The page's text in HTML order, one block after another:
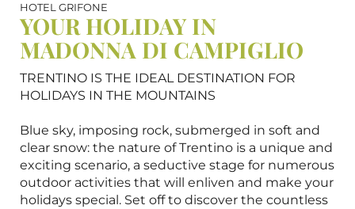
HOTEL GRIFONE
YOUR HOLIDAY IN
MADONNA DI CAMPIGLIO
TRENTINO IS THE IDEAL DESTINATION FOR
HOLIDAYS IN THE MOUNTAINS
Blue sky, imposing rock, submerged in soft and
clear snow: the nature of Trentino is a unique and
exciting scenario, a seductive stage for numerous
outdoor activities that will enliven and make your
holidays special. Set off to discover the countless